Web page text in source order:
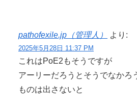
pathofexile.jp（管理人） より:
2025年5月28日 11:37 PM
これはPoE2もそうですが
アーリーだろうとそうでなかろ
ものは出さないと